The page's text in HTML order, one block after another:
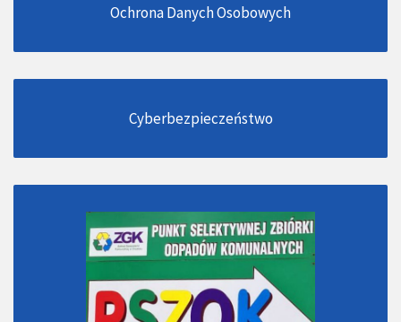
Ochrona Danych Osobowych
Cyberbezpieczeństwo